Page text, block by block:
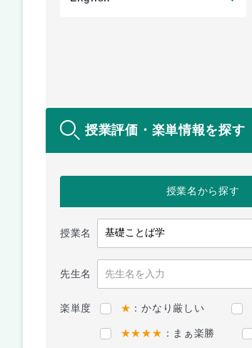
授業評価・楽単情報を探す
授業名から探す
授業名
先生名
楽単度 ★ ：かなり厳しい
★★★★ ：まぁ楽勝